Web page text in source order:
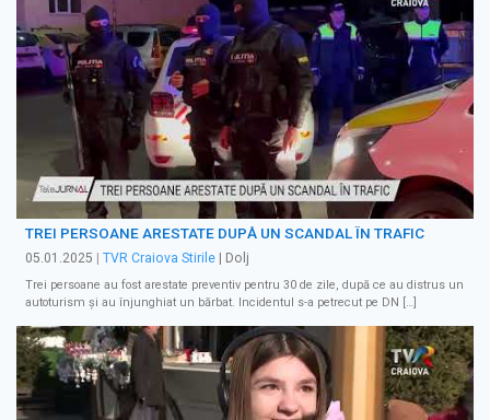
TREI PERSOANE ARESTATE DUPĂ UN SCANDAL ÎN TRAFIC
05.01.2025 TVR Craiova Stirile | Dolj
Trei persoane au fost arestate preventiv pentru 30 de zile, după ce au distrus un
autoturism și au înjunghiat un bărbat. Incidentul s-a petrecut pe DN […]